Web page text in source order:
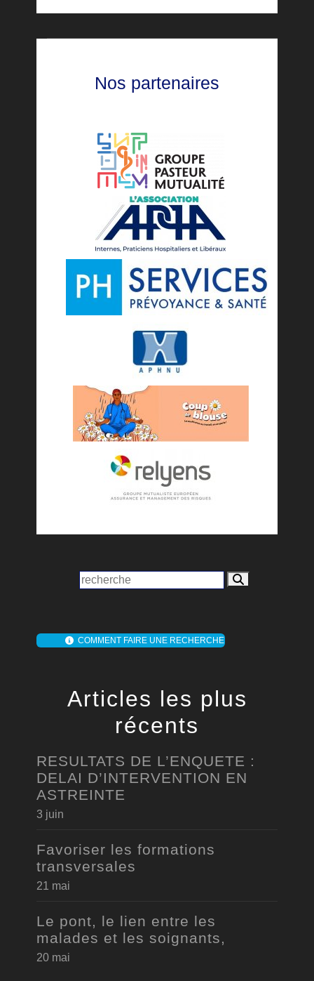
Nos partenaires
COMMENT FAIRE UNE RECHERCHE
Articles les plus
récents
RESULTATS DE L’ENQUETE :
DELAI D’INTERVENTION EN
ASTREINTE
3 juin
Favoriser les formations
transversales
21 mai
Le pont, le lien entre les
malades et les soignants,
20 mai